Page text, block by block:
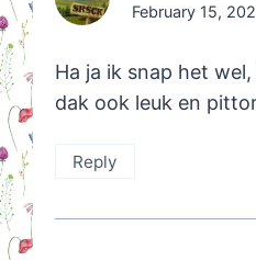
February 15,
Ha ja ik snap het
dak ook leuk en
Reply